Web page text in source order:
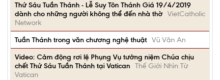
Thứ Sáu Tuần Thánh - Lễ Suy Tôn Thánh Giá 19/4/2019
dành cho những người không thể đến nhà thờ VietCatholic
Network
Tuần Thánh trong văn chương nghệ thuật Vũ Văn An
Video: Cảm động rơi lệ Phụng Vụ tưởng niệm Chúa chịu
chết Thứ Sáu Tuần Thánh tại Vatican Thế Giới Nhìn Từ
Vatican